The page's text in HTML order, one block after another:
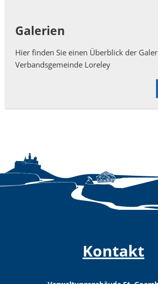
Galerien
Hier finden Sie einen Überblick der
Verbandsgemeinde Loreley
Kontakt